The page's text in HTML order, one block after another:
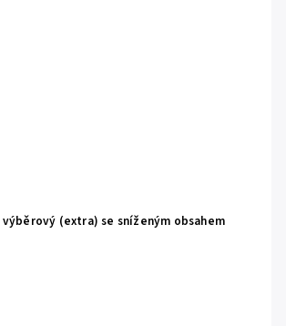
(extra) se sníženým obsahem